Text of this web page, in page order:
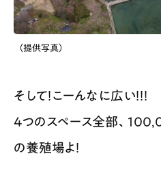
（提供写真）
そして！こーんなに広い！！！
4つのスペース全部、
の養殖場よ！